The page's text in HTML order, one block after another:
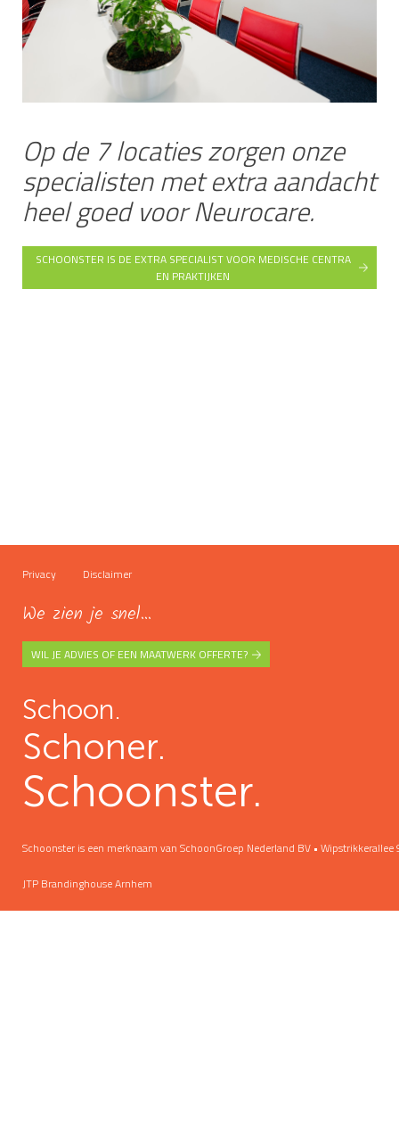
Op de 7 locaties zorgen onze
specialisten met extra aandacht
heel goed voor Neurocare.
SCHOONSTER IS DE EXTRA SPECIALIST VOOR MEDISCHE CENTRA
EN PRAKTIJKEN
We zien je snel...
WIL JE ADVIES OF EEN MAATWERK OFFERTE?
Privacy Disclaimer
Schoon.
Schoner.
Schoonster.
Schoonster is een merknaam van SchoonGroep Nederland BV •
JTP Brandinghouse Arnhem